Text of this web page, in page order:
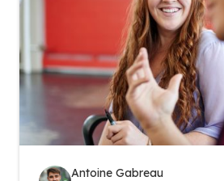
Antoine Gabreau